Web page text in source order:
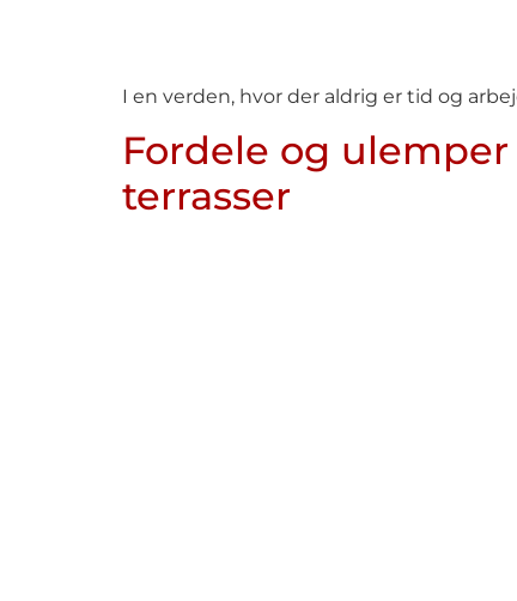
I en verden, hvor der aldrig er tid og
Fordele og
terrasser